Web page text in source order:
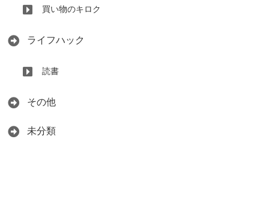
買い物のキロク
ライフハック
読書
その他
未分類